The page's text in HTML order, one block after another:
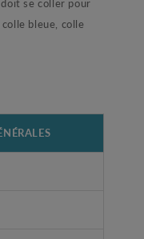
bleue, colle